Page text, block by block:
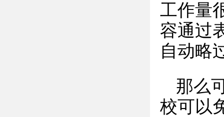
工作量
容通过
自动略
那么
校可以